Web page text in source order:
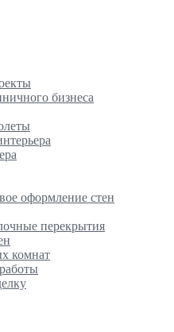
бизнеса
оформление стен
перекрытия
комнат